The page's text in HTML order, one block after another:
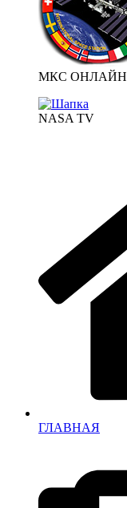
МКС ОНЛАЙН
NASA TV
ГЛАВНАЯ